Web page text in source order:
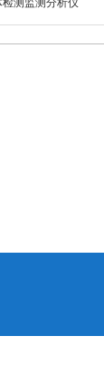
检测监测分析仪